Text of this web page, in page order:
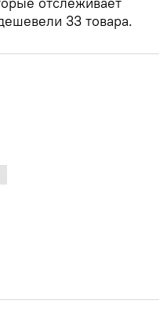
33 товара.